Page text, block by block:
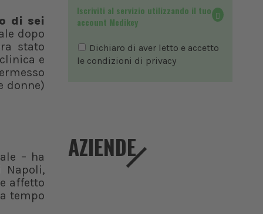
di sei
dopo
stato
e
donne)
– ha
Napoli,
affetto
tempo
Iscriviti al servizio utilizzando il tuo
account Medikey
Dichiaro di aver letto e accetto
le condizioni di privacy
AZIENDE